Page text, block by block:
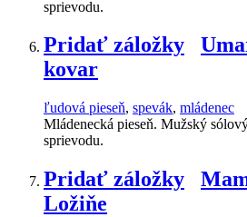
sprievodu.
Pridať záložky
kovar
ľudová pieseň, spevák, mládenec
Mládenecká pieseň. Mužský
sprievodu.
Pridať záložky
Ložiňe